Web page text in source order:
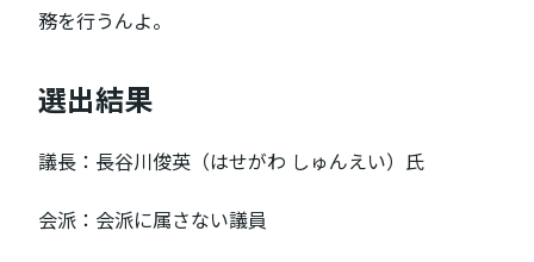
務を行うんよ。
選出結果
議長：長谷川俊英（はせがわ しゅんえい）氏
会派：会派に属さない議員